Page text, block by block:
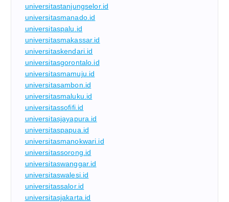
universitastanjungselor.id
universitasmanado.id
universitaspalu.id
universitasmakassar.id
universitaskendari.id
universitasgorontalo.id
universitasmamuju.id
universitasambon.id
universitasmaluku.id
universitassofifi.id
universitasjayapura.id
universitaspapua.id
universitasmanokwari.id
universitassorong.id
universitaswanggar.id
universitaswalesi.id
universitassalor.id
universitasjakarta.id